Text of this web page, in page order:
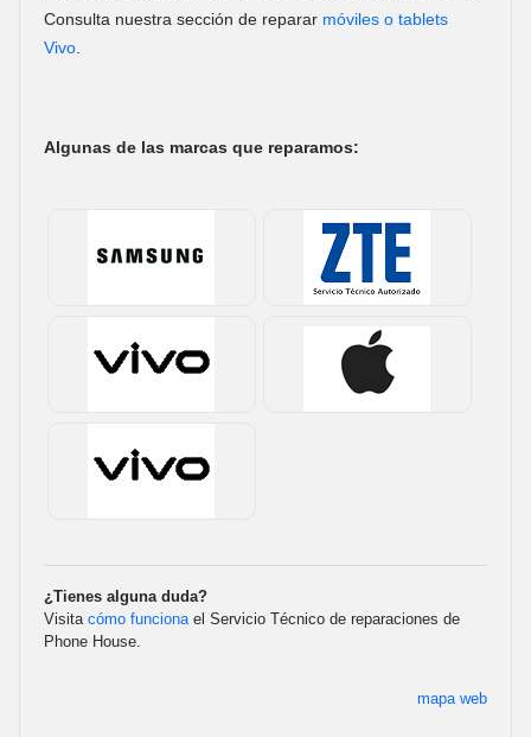
Consulta nuestra sección de reparar móviles o tablets
Vivo
Algunas de las marcas que reparamos:
¿Tienes alguna duda?
Visita cómo funciona el Servicio Técnico de reparaciones de
Phone House.
mapa web